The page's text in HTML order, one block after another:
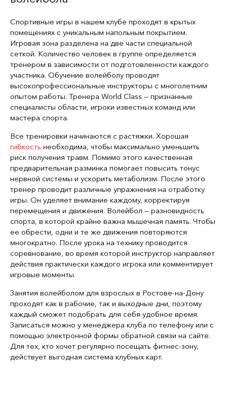
Спортивные игры в нашем клубе проходят в крытых
помещениях с уникальным напольным покрытием.
Игровая зона разделена на две части специальной
сеткой. Количество человек в группе определяется
тренером в зависимости от подготовленности каждого
участника. Обучение волейболу проводят
высокопрофессиональные инструкторы с многолетним
опытом работы. Тренера World Class — признанные
специалисты области, игроки известных команд или
мастера спорта.
Все тренировки начинаются с растяжки. Хорошая
гибкость необходима, чтобы максимально уменьшить
риск получения травм. Помимо этого качественная
предварительная разминка помогает повысить тонус
нервной системы и ускорить метаболизм. После этого
тренер проводит различные упражнения на отработку
игры. Он уделяет внимание каждому, корректируя
перемещения и движения. Волейбол — разновидность
спорта, в которой крайне важна мышечная память. Чтобы
ее обрести, одни и те же движения повторяются
многократно. После урока на технику проводится
соревнование, во время которой инструктор направляет
действия практически каждого игрока или комментирует
игровые моменты.
Занятия волейболом для взрослых в Ростове-на-Дону
проходят как в рабочие, так и выходные дни, поэтому
каждый сможет подобрать для себя удобное время.
Записаться можно у менеджера клуба по телефону или с
помощью электронной формы обратной связи на сайте.
Для тех, кто хочет регулярно посещать фитнес-зону,
действует выгодная система клубных карт.